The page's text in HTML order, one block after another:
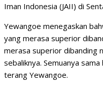
Iman Indonesia (JAII) di
Yewangoe menegaskan
yang merasa superior
merasa superior dibanding
sebaliknya. Semuanya
terang Yewangoe.